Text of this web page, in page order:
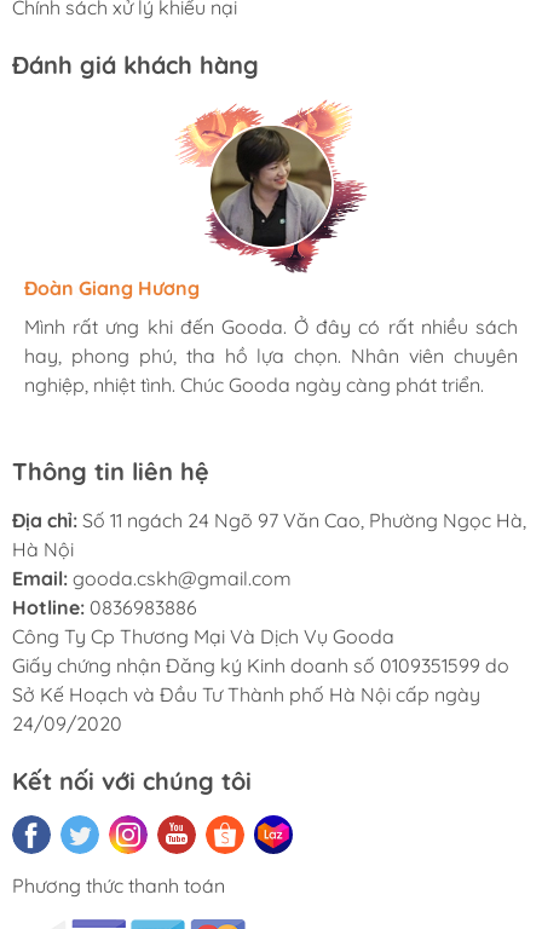
Chính sách xử lý khiếu nại
Đánh giá khách hàng
Hương Suri
Mình rất ưng khi đến Gooda. Ở đây có rất nhiều sách
hay, phong phú, tha hồ lựa chọn. Nhân viên chuyên
nghiệp, nhiệt tình. Chúc Gooda ngày càng phát triển.
Đoàn Giang Hương
Mình rất ưng khi đến Gooda. Ở đây có rất nhiều sách
hay, phong phú, tha hồ lựa chọn. Nhân viên chuyên
nghiệp, nhiệt tình. Chúc Gooda ngày càng phát triển.
Ngọc Anh
Mình rất ưng khi đến Gooda. Ở đây có rất nhiều sách
hay, phong phú, tha hồ lựa chọn. Nhân viên chuyên
nghiệp, nhiệt tình. Chúc Gooda ngày càng phát triển.
Thông tin liên hệ
Địa chỉ: Số 11 ngách 24 Ngõ 97 Văn Cao, Phường Ngọc Hà,
Hà Nội
Email: gooda.cskh@gmail.com
Hotline: 0836983886
Công Ty Cp Thương Mại Và Dịch Vụ Gooda
Giấy chứng nhận Đăng ký Kinh doanh số 0109351599 do
Sở Kế Hoạch và Đầu Tư Thành phố Hà Nội cấp ngày
24/09/2020
Kết nối với chúng tôi
Phương thức thanh toán